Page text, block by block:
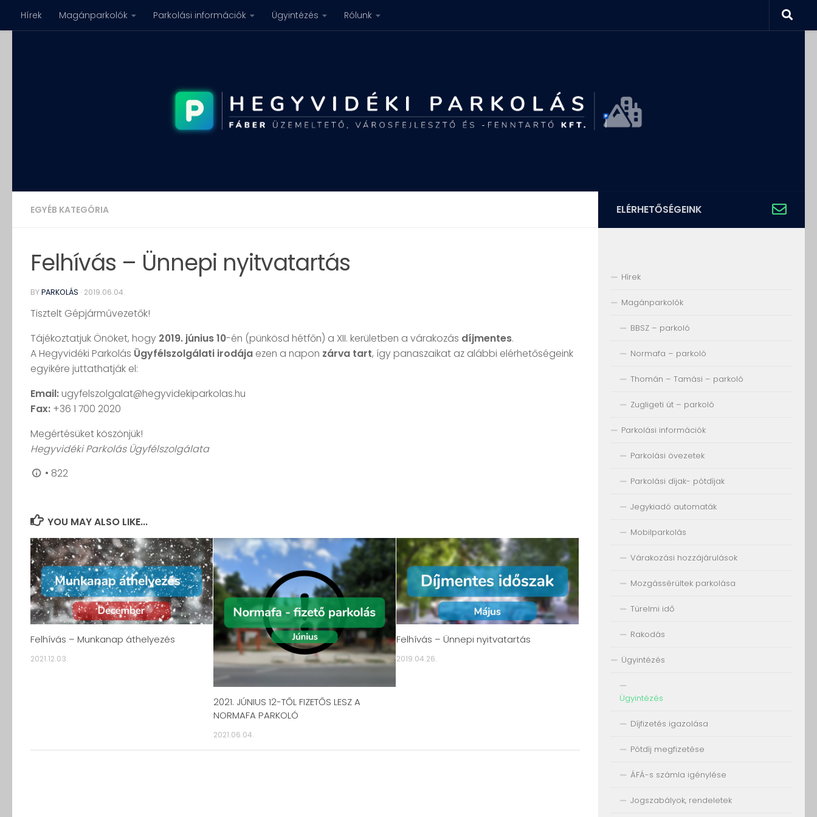
Skip to content
Hírek Magánparkolók Parkolási információk Ügyintézés Rólunk
EGYÉB KATEGÓRIA
Felhívás – Ünnepi nyitvatartás
BYPARKOLÁS · 2019.06.04.
Tisztelt Gépjárművezetők!
Tájékoztatjuk Önöket, hogy 2019. június 10-én (pünkösd hétfőn) a XII. kerületben a várakozás díjmentes.
A Hegyvidéki Parkolás Ügyfélszolgálati irodája ezen a napon zárva tart, így panaszaikat az alábbi elérhetőségeink
egyikére juttathatják el:
Email:ugyfelszolgalat@hegyvidekiparkolas.hu
Fax: +36 1 700 2020
Megértésüket köszönjük!
Hegyvidéki Parkolás Ügyfélszolgálata
• 822
YOU MAY ALSO LIKE...
Felhívás – Munkanap áthelyezés
2021.12.03.
2021. JÚNIUS 12-TŐL FIZETŐS LESZ A
NORMAFA PARKOLÓ
2021.06.04.
Felhívás – Ünnepi nyitvatartás
2019.04.26.
ELÉRHETŐSÉGEINK
Hírek
Magánparkolók
BBSZ – parkoló
Normafa – parkoló
Thomán – Tamási – parkoló
Zugligeti út – parkoló
Parkolási információk
Parkolási övezetek
Parkolási díjak- pótdíjak
Jegykiadó automaták
Mobilparkolás
Várakozási hozzájárulások
Mozgássérültek parkolása
Türelmi idő
Rakodás
Ügyintézés
Ügyintézés
Díjfizetés igazolása
Pótdíj megfizetése
ÁFÁ-s számla igénylése
Jogszabályok, rendeletek